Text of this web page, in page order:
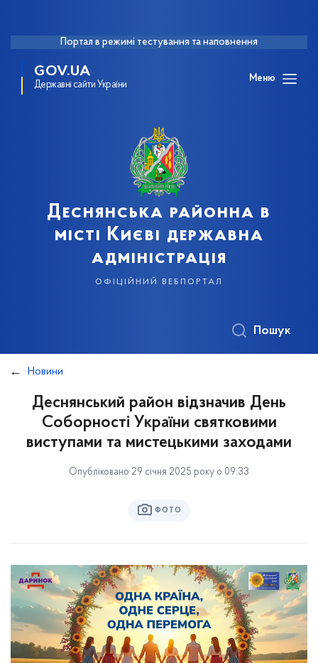
Портал в режимі тестування та наповнення
GOV.UA
Державні сайти України
Меню
Деснянська районна в
місті Києві державна
адміністрація
офіційний вебпортал
Пошук
Новини
Деснянський район відзначив День
Соборності України святковими
виступами та мистецькими заходами
Опубліковано 29 січня 2025 року о 09:33
ФОТО